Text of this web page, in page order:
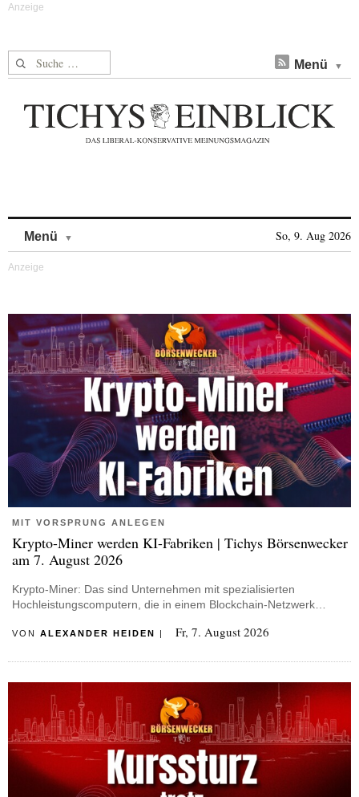
Suche nach: Menü
Menü So, 9. Aug 2026
MIT VORSPRUNG ANLEGEN
Krypto-Miner werden KI-Fabriken | Tichys Börsenwecker
am 7. August 2026
Krypto-Miner: Das sind Unternehmen mit spezialisierten
Hochleistungscomputern, die in einem Blockchain-Netzwerk…
VON ALEXANDER HEIDEN | Fr, 7. August 2026